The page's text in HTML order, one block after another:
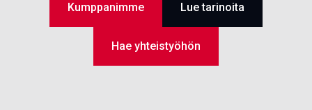
Kumppanimme Lue tarinoita
Hae yhteistyöhön